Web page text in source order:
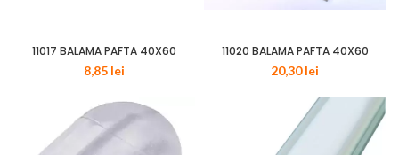
11017 BALAMA PAFTA 40X60
8,85 lei
11020 BALAMA PAFTA 40X60
20,30lei